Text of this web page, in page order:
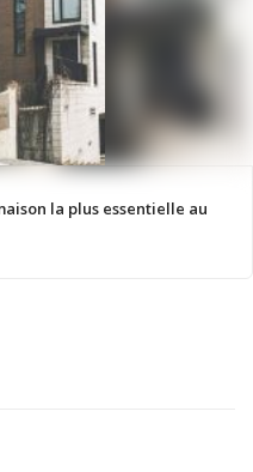
la plus essentielle au